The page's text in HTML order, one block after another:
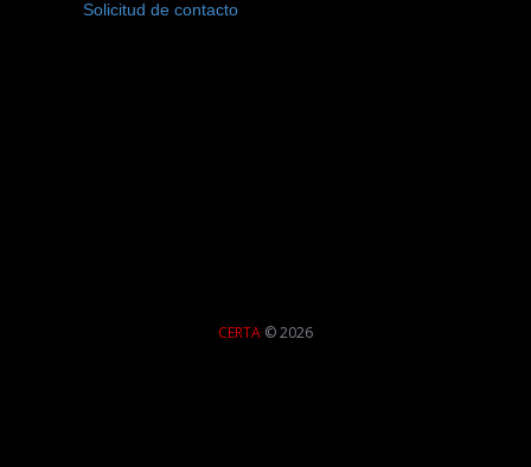
Solicitud de contacto
CERTA © 2026